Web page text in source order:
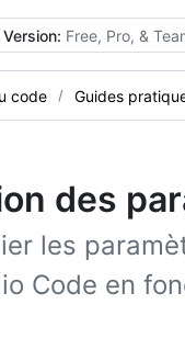
Version: Free, Pro, &
code Guides
des
les
Code en